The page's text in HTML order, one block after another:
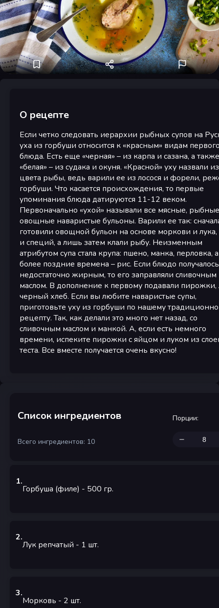
О рецепте
Если четко следовать иерархии рыбных супов на
уха из горбуши относится к «красным» видам
блюда. Есть еще «черная» – из карпа и сазана, а также
«белая» – из судака и окуня. «Красной» уху назвали
цвета рыбы, ведь варили ее из лосося и форели,
горбуши. Что касается происхождения, то первые
упоминания блюда датируются 11-12 веком.
Первоначально «ухой» называли все мясные,
овощные наваристые бульоны. Варили ее так:
готовили овощной бульон на основе моркови и лука,
и специй, а лишь затем клали рыбу. Неизменным
атрибутом супа стала крупа: пшено, манка, перловка,
более поздние времена – рис. Если блюдо получалось
недостаточно жирным, то его заправляли сливочным
маслом. В дополнение к первому подавали пирожки,
черный хлеб. Если вы любите наваристые супы,
приготовьте уху из горбуши по нашему
рецепту. Так, как делали это много нет назад, со
сливочным маслом и манкой. А, если есть немного
времени, испеките пирожки с яйцом и луком из
теста. Все вместе получается очень вкусно!
Список ингредиентов
Всего ингредиентов: 10
Порции:
1.
Горбуша (филе) - 500 гр.
2.
Лук репчатый - 1 шт.
3.
Морковь - 2 шт.